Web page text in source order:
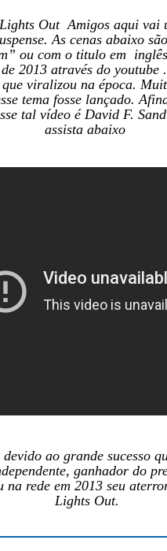
Out Amigos aqui vai
As cenas abaixo
ou com o titulo em
2013 através do
viralizou na época.
tema fosse lançado.
tal vídeo é David F.
assista abaixo
ao grande sucesso
ganhador do
rede em 2013 seu
Lights Out.